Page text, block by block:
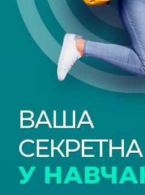
ВАША
СЕКРЕТНА
У